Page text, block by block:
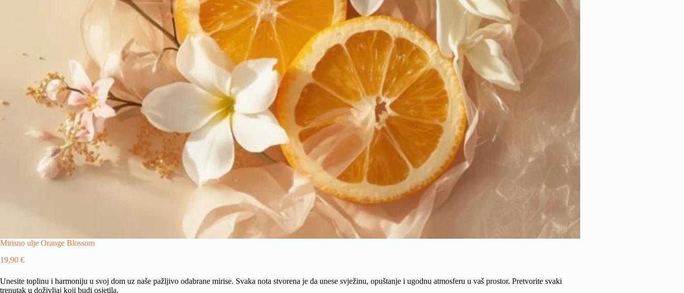
Mirisno ulje Orange Blossom
19,90 €
Unesite toplinu i harmoniju u svoj dom uz naše pažljivo odabrane mirise. Svaka nota stvorena je da unese svježinu, opuštanje i ugodnu atmosferu u vaš prostor. Pretvorite svaki
trenutak u doživljaj koji budi osjetila.